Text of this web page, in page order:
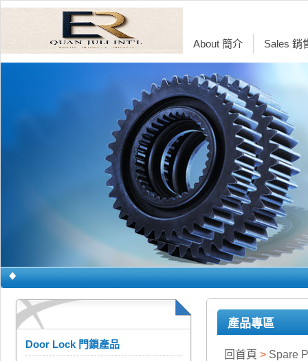
About 簡介 Sales 銷
Door Lock 門鎖產品
產品專區
回首頁 > Spare